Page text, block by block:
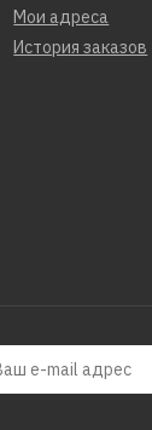
Мои адреса
История заказов